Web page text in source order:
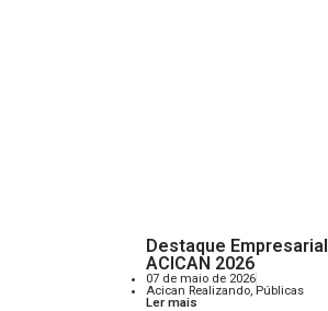
Destaque Empresarial
ACICAN 2026
07 de maio de 2026
Acican Realizando, Públicas
Ler mais